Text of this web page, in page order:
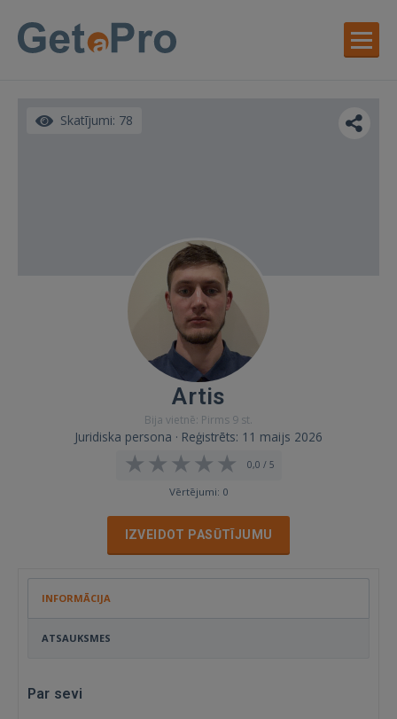
Skatījumi: 78
Artis
Bija vietnē: Pirms 9 st.
Juridiska persona · Reģistrēts: 11 maijs 2026
0,0 / 5
Vērtējumi: 0
IZVEIDOT PASŪTĪJUMU
INFORMĀCIJA
ATSAUKSMES
Par sevi